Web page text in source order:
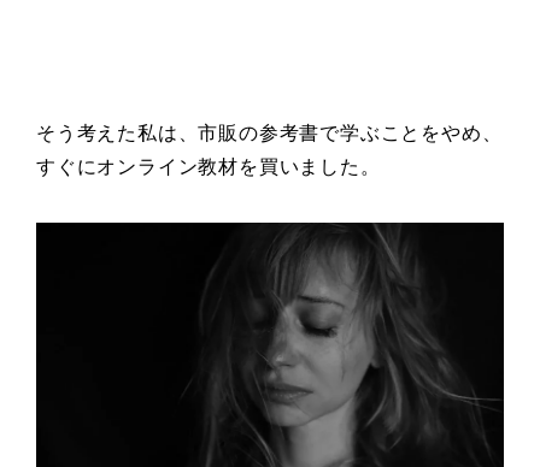
そう考えた私は、市販の参考書で学ぶことをやめ、
すぐにオンライン教材を買いました。